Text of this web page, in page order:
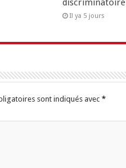
discriminatoire
Il ya 5 jours
sont indiqués avec *